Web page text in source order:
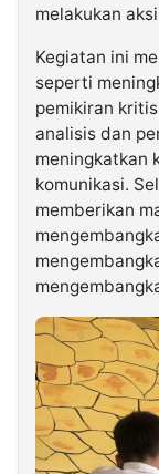
melakukan
Kegiatan ini
seperti
pemikiran
analisis dan
meningkatkan
komunikasi.
memberikan